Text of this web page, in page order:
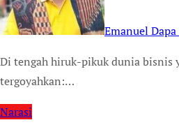
Emanuel
Di tengah hiruk-pikuk dunia bisnis yang terus berubah, Sido Muncul tetap berdiri dengan satu nilai yang tak
tergoyahkan:…
Narasi